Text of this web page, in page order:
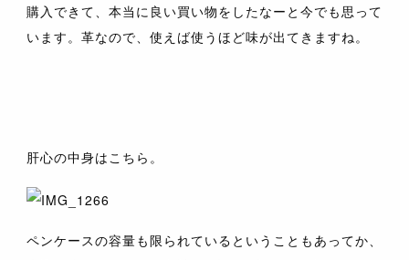
購入できて、本当に良い買い物をしたなーと今でも思って
います。革なので、使えば使うほど味が出てきますね。
肝心の中身はこちら。
ペンケースの容量も限られているということもあってか、